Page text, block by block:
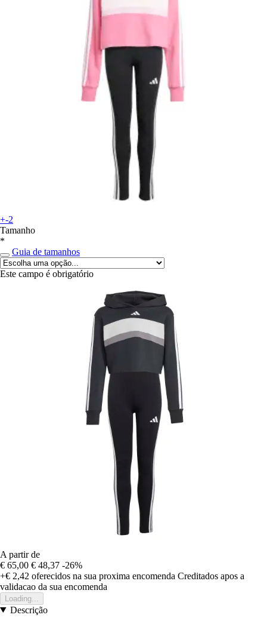
+-2
Tamanho
*
Guia de tamanhos
Este campo é obrigatório
A partir de
€ 65,00 € 48,37 -26%
+€ 2,42 oferecidos na sua proxima encomenda Creditados apos a
validacao da sua encomenda
Loading...
Descrição